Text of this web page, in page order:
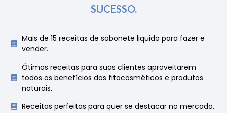
SUCESSO.
Mais de 15 receitas de sabonete liquido para fazer e
vender.
Ótimas receitas para suas clientes aproveitarem
todos os benefícios dos fitocosméticos e produtos
naturais.
Receitas perfeitas para quer se destacar no mercado.